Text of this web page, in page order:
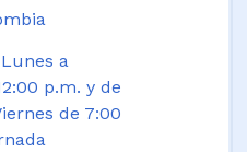
Lunes a
p.m. y de
de 7:00